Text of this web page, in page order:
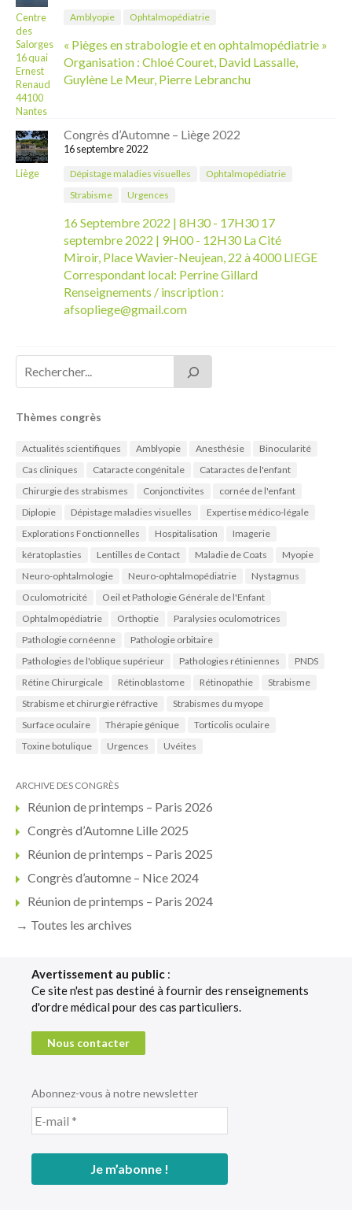
Centre
des
Salorges
16 quai
Ernest
Renaud
44100
Nantes
Amblyopie Ophtalmopédiatrie
« Pièges en strabologie et en ophtalmopédiatrie »
Organisation : Chloé Couret, David Lassalle,
Guylène Le Meur, Pierre Lebranchu
Liège
Congrès d’Automne – Liège 2022
16 septembre 2022
Dépistage maladies visuelles
Ophtalmopédiatrie
Strabisme
Urgences
16 Septembre 2022 | 8H30 - 17H30 17
septembre 2022 | 9H00 - 12H30 La Cité
Miroir, Place Wavier-Neujean, 22 à 4000 LIEGE
Correspondant local: Perrine Gillard
Renseignements / inscription :
afsopliege@gmail.com
Thèmes congrès
Actualités scientifiques Amblyopie Anesthésie
Binocularité
Cas cliniques
Cataracte congénitale
Cataractes de l'enfant
Chirurgie des strabismes
Conjonctivites
cornée de l'enfant
Diplopie
Dépistage maladies visuelles
Expertise médico-légale
Explorations Fonctionnelles
Hospitalisation
Imagerie
kératoplasties
Lentilles de Contact Maladie de Coats
Myopie
Neuro-ophtalmologie
Neuro-ophtalmopédiatrie
Nystagmus
Oculomotricité
Oeil et Pathologie Générale de l'Enfant
Ophtalmopédiatrie
Orthoptie
Paralysies oculomotrices
Pathologie cornéenne
Pathologie orbitaire
Pathologies de l'oblique supérieur
Pathologies rétiniennes
PNDS
Rétine Chirurgicale
Rétinoblastome Rétinopathie
Strabisme
Strabisme et chirurgie réfractive
Strabismes du myope
Surface oculaire
Thérapie génique
Torticolis oculaire
Toxine botulique
Urgences Uvéites
ARCHIVE DES CONGRÈS
Réunion de printemps – Paris 2026
Congrès d’Automne Lille 2025
Réunion de printemps – Paris 2025
Congrès d’automne – Nice 2024
Réunion de printemps – Paris 2024
→ Toutes les archives
Avertissement au public :
Ce site n'est pas destiné à fournir des renseignements
d'ordre médical pour des cas particuliers.
Nous contacter
Abonnez-vous à notre newsletter